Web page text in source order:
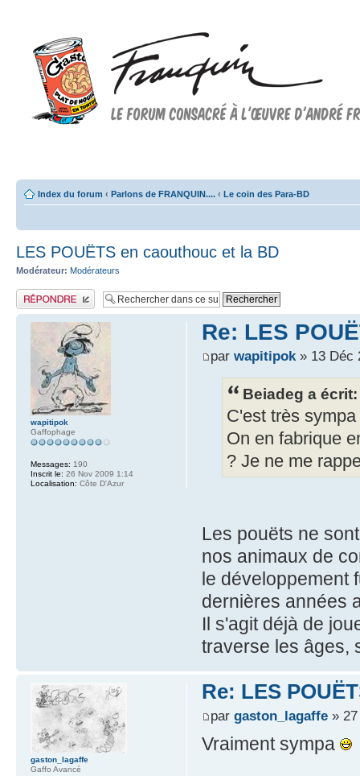
Index du forum ‹ Parlons de FRANQUIN.... ‹ Le coin des Para-BD
LES POUËTS en caouthouc et la BD
Modérateur: Modérateurs
Publier une réponse
Re: LES
par wapitipok» 13 Déc
Beiadeg a écrit:
C'est très
On en fabrique
? Je ne me
Les pouëts ne
nos animaux de
le développement
dernières années
Il s'agit déjà de
traverse les âges,
wapitipok
Gaffophage
Messages: 190
Inscrit le: 26 Nov 2009 1:14
Localisation: Côte D'Azur
Re: LES
par gaston_lagaffe» 27
Vraiment sympa
gaston_lagaffe
Gaffo Avancé